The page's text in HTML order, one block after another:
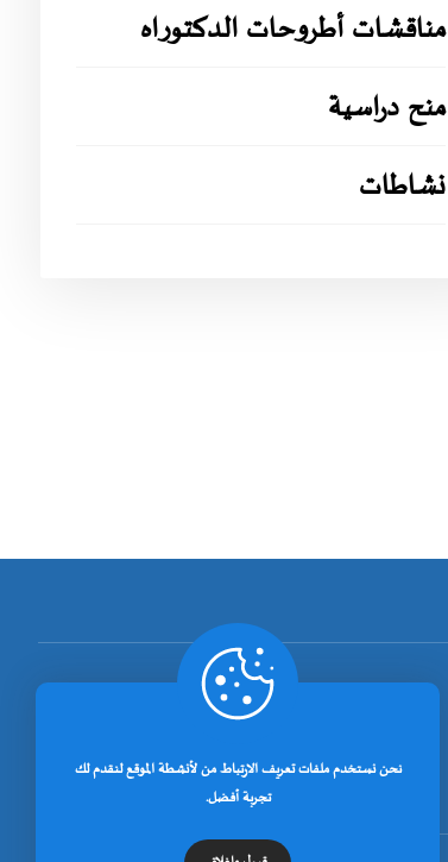
مناقشات أطروحات الدكتوراه
منح دراسية
نشاطات
نحن نستخدم ملفات تعريف الارتباط من لأنشطة الموقع لنقدم لك
تجربة أفضل.